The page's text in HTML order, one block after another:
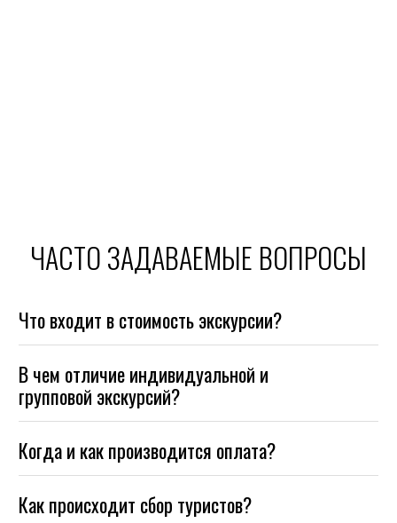
ЧАСТО ЗАДАВАЕМЫЕ ВОПРОСЫ
Что входит в стоимость экскурсии?
В чем отличие индивидуальной и
групповой экскурсий?
Когда и как производится оплата?
Как происходит сбор туристов?